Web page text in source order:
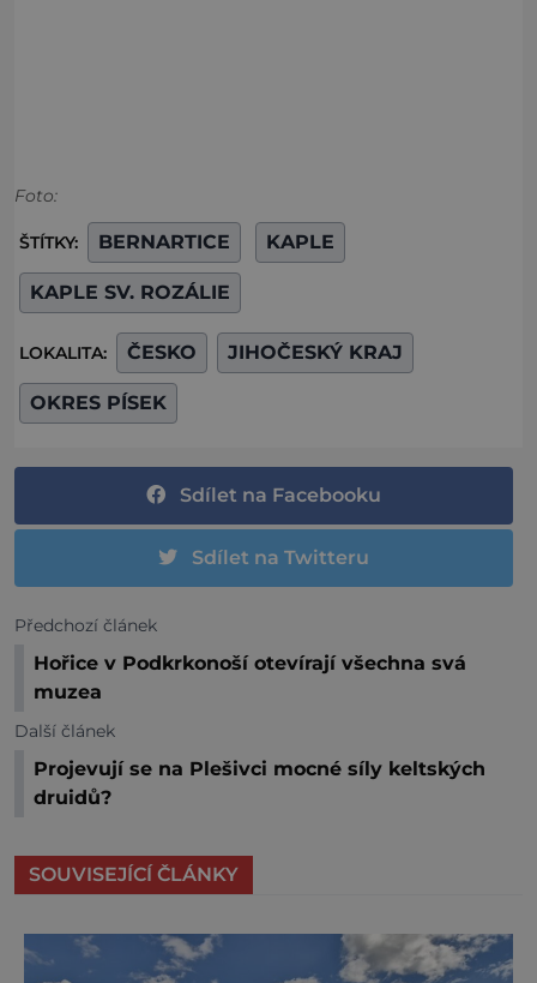
Foto:
ŠTÍTKY: BERNARTICE KAPLE
KAPLE SV. ROZÁLIE
LOKALITA: ČESKO JIHOČESKÝ KRAJ
OKRES PÍSEK
Sdílet na Facebooku
Sdílet na Twitteru
Předchozí článek
Hořice v Podkrkonoší otevírají všechna svá
muzea
Další článek
Projevují se na Plešivci mocné síly keltských
druidů?
SOUVISEJÍCÍ ČLÁNKY